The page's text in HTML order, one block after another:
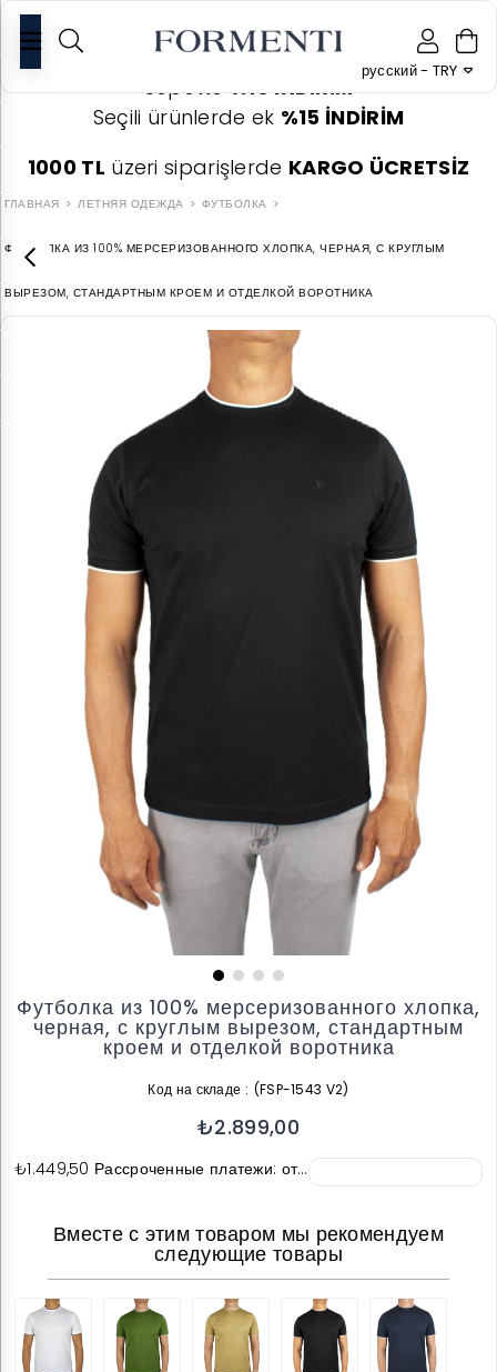
русский - TRY
0
Sepette%10 İNDİRİM
Seçili ürünlerde ek %15 İNDİRİM
1000 TL üzeri siparişlerde KARGO ÜCRETSİZ
ГЛАВНАЯ ЛЕТНЯЯ ОДЕЖДА ФУТБОЛКА
ФУТБОЛКА ИЗ 100% МЕРСЕРИЗОВАННОГО ХЛОПКА, ЧЕРНАЯ, С КРУГЛЫМ
ВЫРЕЗОМ, СТАНДАРТНЫМ КРОЕМ И ОТДЕЛКОЙ ВОРОТНИКА
Футболка из 100% мерсеризованного хлопка,
черная, с круглым вырезом, стандартным
кроем и отделкой воротника
Код на складе (FSP-1543 V2)
₺2.899,00
₺1.449,50 Рассроченные платежи: от…
Вместе с этим товаром мы рекомендуем
следующие товары